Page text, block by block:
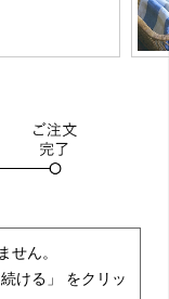
せん。
ける」 をクリッ